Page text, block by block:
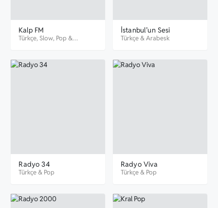
Kalp FM
Türkçe, Slow, Pop &
İstanbul’un Sesi
Türkçe&Arabesk
Radyo 34
Türkçe& Pop
Radyo Viva
Türkçe& Pop